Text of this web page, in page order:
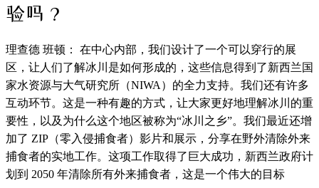
验吗？
理查德 班顿： 在中心内部，我们设计了一个可以穿行的展
区，让人们了解冰川是如何形成的，这些信息得到了新西兰国
家水资源与大气研究所（NIWA）的全力支持。我们还有许多
互动环节。这是一种有趣的方式，让大家更好地理解冰川的重
要性，以及为什么这个地区被称为“冰川之乡”。我们最近还增
加了 ZIP（零入侵捕食者）影片和展示，分享在野外清除外来
捕食者的实地工作。这项工作取得了巨大成功，新西兰政府计
划到 2050 年清除所有外来捕食者，这是一个伟大的目标